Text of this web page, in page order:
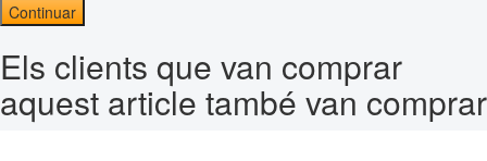
Continuar
Els clients que van comprar
aquest article també van comprar